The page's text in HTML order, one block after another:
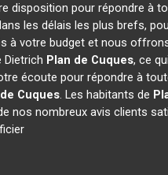
disposition pour répondre à
les délais les plus brefs,
à votre budget et nous
Dietrich Plan de Cuques, ce
écoute pour répondre à
Cuques. Les habitants de
nos nombreux avis clients